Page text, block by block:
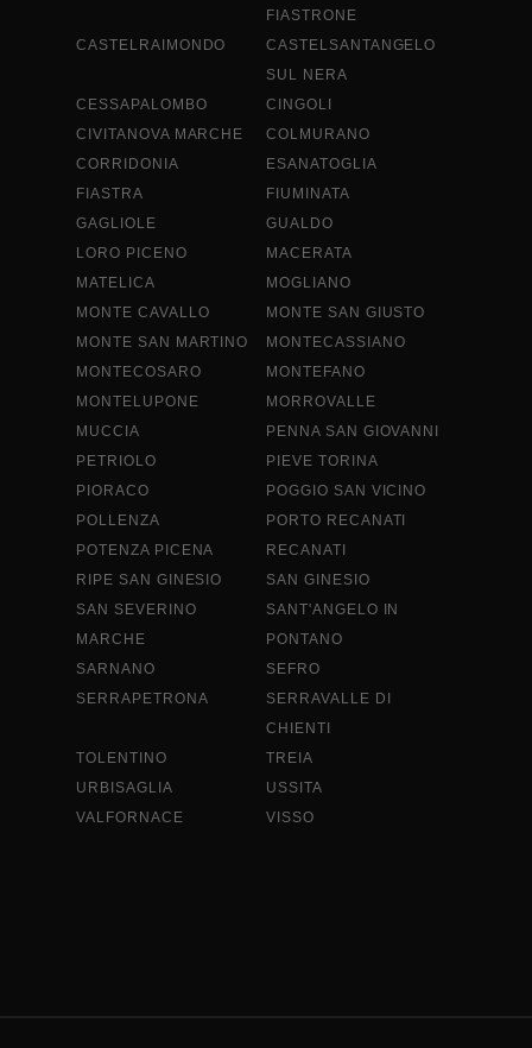
FIASTRONE
CASTELRAIMONDO
CASTELSANTANGELO
SUL NERA
CESSAPALOMBO
CINGOLI
CIVITANOVA MARCHE
COLMURANO
CORRIDONIA
ESANATOGLIA
FIASTRA
FIUMINATA
GAGLIOLE
GUALDO
LORO PICENO
MACERATA
MATELICA
MOGLIANO
MONTE CAVALLO
MONTE SAN GIUSTO
MONTE SAN MARTINO
MONTECASSIANO
MONTECOSARO
MONTEFANO
MONTELUPONE
MORROVALLE
MUCCIA
PENNA SAN GIOVANNI
PETRIOLO
PIEVE TORINA
PIORACO
POGGIO SAN VICINO
POLLENZA
PORTO RECANATI
POTENZA PICENA
RECANATI
RIPE SAN GINESIO
SAN GINESIO
SAN SEVERINO
MARCHE
SANT'ANGELO IN
PONTANO
SARNANO
SEFRO
SERRAPETRONA
SERRAVALLE DI
CHIENTI
TOLENTINO
TREIA
URBISAGLIA
USSITA
VALFORNACE
VISSO